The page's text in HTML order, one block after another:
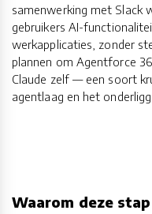
samenwerking met Slack
gebruikers AI-
werkapplicaties, zonder
plannen om Agentforce
Claude zelf — een soort
agentlaag en het
Waarom deze